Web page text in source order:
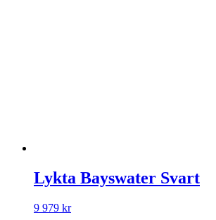
Lykta Bayswater Svart
9 979 kr